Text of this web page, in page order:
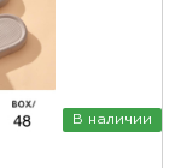
В наличии